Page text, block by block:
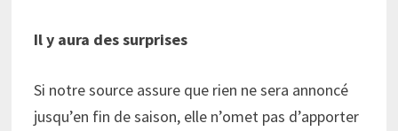
Il y aura des surprises
Si notre source assure que rien ne sera annoncé
jusqu’en fin de saison, elle n’omet pas d’apporter